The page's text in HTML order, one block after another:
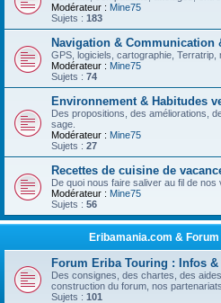
Modérateur : Mine75
Sujets : 183
Navigation & Communication
GPS, logiciels, cartographie, Terratrip,
Modérateur : Mine75
Sujets : 74
Environnement & Habitudes
Des propositions, des améliorations,
sage.
Modérateur : Mine75
Sujets : 27
Recettes de cuisine de
De quoi nous faire saliver au fil de
Modérateur : Mine75
Sujets : 56
Eribamania.com &
Forum Eriba Touring : Infos
Des consignes, des chartes, des
construction du forum, nos
Sujets : 101